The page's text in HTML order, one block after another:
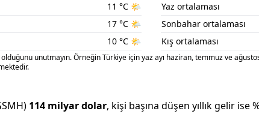
11 °C 🌤️
17 °C 🌤️
10 °C 🌤️
Yaz ortalaması
Sonbahar ortalaması
Kış ortalaması
unutmayın. Örneğin Türkiye için yaz ayı haziran, temmuz ve
114 milyardolar, kişi başına düşen yıllık gelir ise